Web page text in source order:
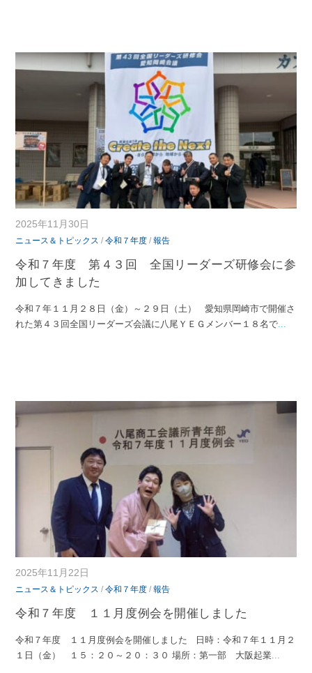
2025年11月30日
ニュース＆トピックス /令和７年度 /報告
令和７年度 第４３回 全国リーダーズ研修会に参
加してきました
令和７年１１月２８日（金）～２９日（土） 愛知県岡崎市で開催さ
れた第４３回全国リーダーズ会議に八尾ＹＥＧメンバー１８名で
2025年11月22日
ニュース＆トピックス /令和７年度 /報告
令和７年度 １１月度例会を開催しました
令和７年度 １１月度例会を開催しました 日時：令和７年１１月２
１日（金） １５：２０～２０：３０ 場所：第一部 大阪起業